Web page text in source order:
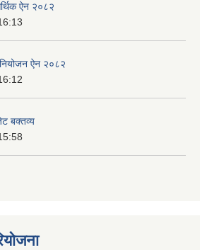
ऐन २०८२
ऐन २०८२
बक्तव्य